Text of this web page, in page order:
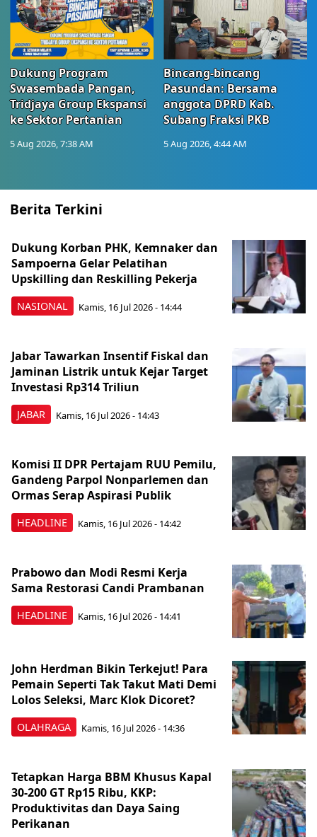
Dukung Program
Swasembada Pangan,
Tridjaya Group Ekspansi
ke Sektor Pertanian
5 Aug 2026, 7:38 AM
Bincang-bincang
Pasundan: Bersama
anggota DPRD Kab.
Subang Fraksi PKB
5 Aug 2026, 4:44 AM
Berita Terkini
NASIONAL
Dukung Korban PHK, Kemnaker dan
Sampoerna Gelar Pelatihan
Upskilling dan Reskilling Pekerja
Kamis, 16 Jul 2026 - 14:44
JABAR
Jabar Tawarkan Insentif Fiskal dan
Jaminan Listrik untuk Kejar Target
Investasi Rp314 Triliun
Kamis, 16 Jul 2026 - 14:43
HEADLINE
Komisi II DPR Pertajam RUU Pemilu,
Gandeng Parpol Nonparlemen dan
Ormas Serap Aspirasi Publik
Kamis, 16 Jul 2026 - 14:42
HEADLINE
Prabowo dan Modi Resmi Kerja
Sama Restorasi Candi Prambanan
Kamis, 16 Jul 2026 - 14:41
OLAHRAGA
John Herdman Bikin Terkejut! Para
Pemain Seperti Tak Takut Mati Demi
Lolos Seleksi, Marc Klok Dicoret?
Kamis, 16 Jul 2026 - 14:36
Tetapkan Harga BBM Khusus Kapal
30-200 GT Rp15 Ribu, KKP:
Produktivitas dan Daya Saing
Perikanan